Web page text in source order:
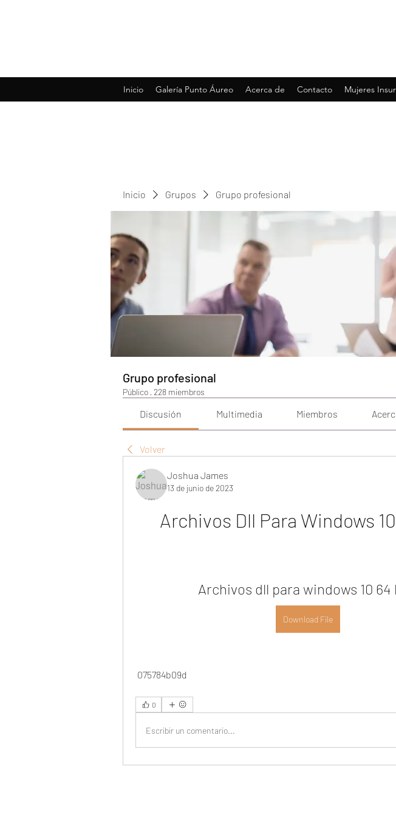
Inicio Galería Punto Áureo Acerca de Contacto Mujeres
Inicio Grupos Grupo profesional
Grupo profesional
Público · 228 miembros
Discusión Multimedia Miembros
Volver
Joshua James
13 de junio de 2023
Archivos Dll Para Windows
Archivos dll para windows 10 64
Download File
075784b09d
0
Escribir un comentario...